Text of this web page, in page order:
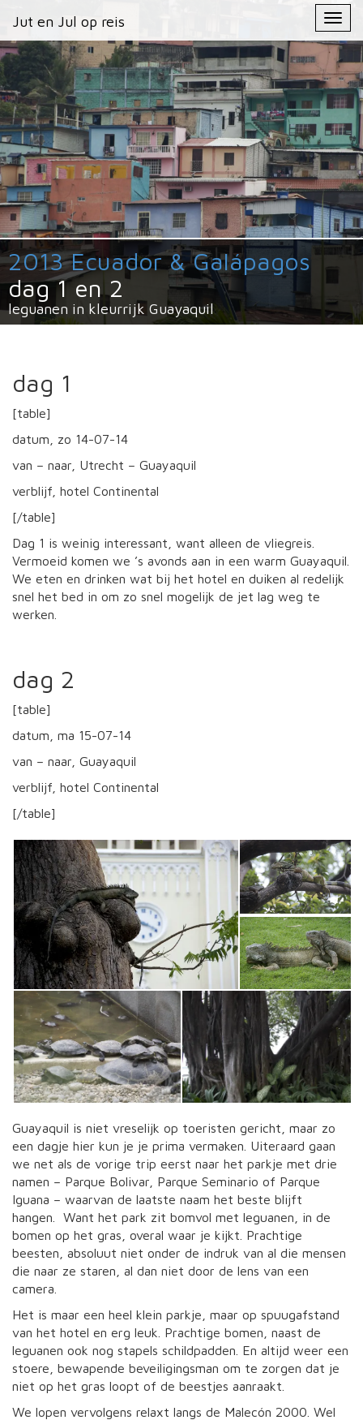
Jut en Jul op reis
Primary
Menu
Jut en Jul op reis
2013 Ecuador & Galápagos
dag 1 en 2
leguanen in kleurrijk Guayaquil
dag 1
[table]
datum, zo 14-07-14
van – naar, Utrecht – Guayaquil
verblijf, hotel Continental
[/table]
Dag 1 is weinig interessant, want alleen de vliegreis.
Vermoeid komen we ’s avonds aan in een warm Guayaquil.
We eten en drinken wat bij het hotel en duiken al redelijk
snel het bed in om zo snel mogelijk de jet lag weg te
werken.
dag 2
[table]
datum, ma 15-07-14
van – naar, Guayaquil
verblijf, hotel Continental
[/table]
Guayaquil is niet vreselijk op toeristen gericht, maar zo
een dagje hier kun je je prima vermaken. Uiteraard gaan
we net als de vorige trip eerst naar het parkje met drie
namen – Parque Bolivar, Parque Seminario of Parque
Iguana – waarvan de laatste naam het beste blijft
hangen. Want het park zit bomvol met leguanen, in de
bomen op het gras, overal waar je kijkt. Prachtige
beesten, absoluut niet onder de indruk van al die mensen
die naar ze staren, al dan niet door de lens van een
camera.
Het is maar een heel klein parkje, maar op spuugafstand
van het hotel en erg leuk. Prachtige bomen, naast de
leguanen ook nog stapels schildpadden. En altijd weer een
stoere, bewapende beveiligingsman om te zorgen dat je
niet op het gras loopt of de beestjes aanraakt.
We lopen vervolgens relaxt langs de Malecón 2000. Wel